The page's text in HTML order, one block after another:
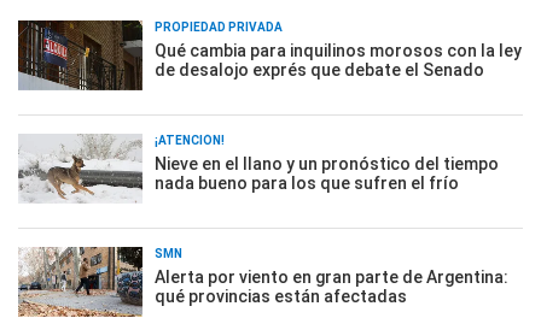
PROPIEDAD PRIVADA
Qué cambia para inquilinos morosos con la ley
de desalojo exprés que debate el Senado
¡ATENCIÓN!
Nieve en el llano y un pronóstico del tiempo
nada bueno para los que sufren el frío
SMN
Alerta por viento en gran parte de Argentina:
qué provincias están afectadas